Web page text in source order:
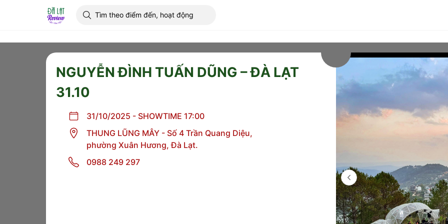
NGUYỄN ĐÌNH TUẤN DŨNG – ĐÀ LẠT
31.10
31/10/2025 - SHOWTIME 17:00
THUNG LŨNG MÂY - Số 4 Trần Quang Diệu,
phường Xuân Hương, Đà Lạt.
0988 249 297